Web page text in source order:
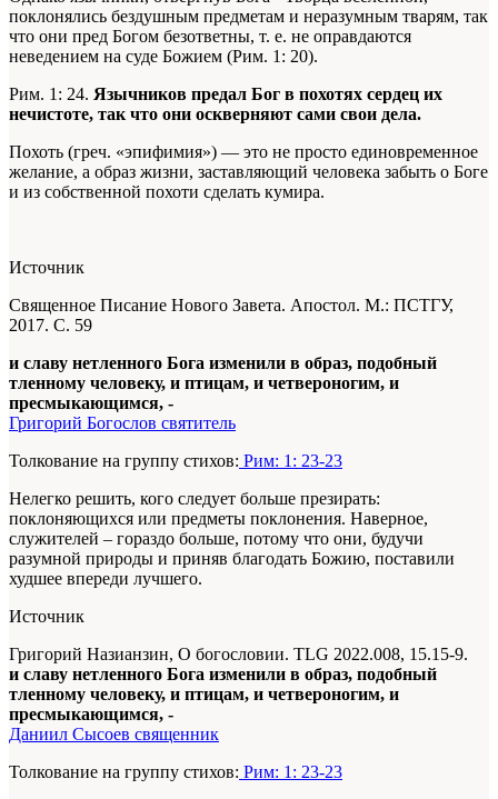
поклонялись бездушным предметам и неразумным тварям, так
что они пред Богом безответны, т. е. не оправдаются
неведением на суде Божием (Рим. 1: 20).
Рим. 1: 24. Язычников предал Бог в похотях сердец их
нечистоте, так что они оскверняют сами свои дела.
Похоть (греч. «эпифимия») — это не просто единовременное
желание, а образ жизни, заставляющий человека забыть о Боге
и из собственной похоти сделать кумира.
Источник
Священное Писание Нового Завета. Апостол. М.: ПСТГУ,
2017. С. 59
и славу нетленного Бога изменили в образ, подобный
тленному человеку, и птицам, и четвероногим, и
пресмыкающимся, -
Григорий Богослов святитель
Толкование на группу стихов: Рим: 1: 23-23
Нелегко решить, кого следует больше презирать:
поклоняющихся или предметы поклонения. Наверное,
служителей – гораздо больше, потому что они, будучи
разумной природы и приняв благодать Божию, поставили
худшее впереди лучшего.
Источник
Григорий Назианзин, О богословии. TLG 2022.008, 15.15-9.
и славу нетленного Бога изменили в образ, подобный
тленному человеку, и птицам, и четвероногим, и
пресмыкающимся, -
Даниил Сысоев священник
Толкование на группу стихов: Рим: 1: 23-23